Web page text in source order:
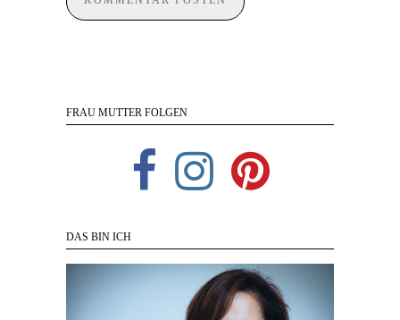
FRAU MUTTER FOLGEN
DAS BIN ICH